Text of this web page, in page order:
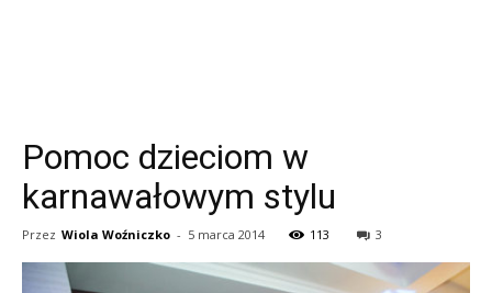
Pomoc dzieciom w
karnawałowym stylu
Przez Wiola Woźniczko - 5 marca 2014 113 3